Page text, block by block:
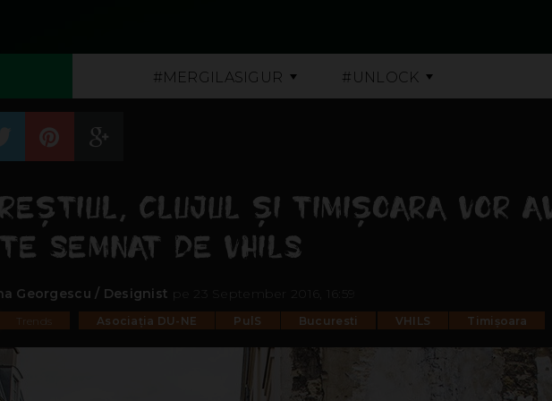
#MERGILASIGUR #UNLOCK
CLUJUL ȘI TIMIȘOARA VOR
SEMNAT DE VHILS
Georgescu / Designist pe 23 September 2016, 16:59
Trends Asociația DU-NE PulS Bucuresti VHILS Timișoara